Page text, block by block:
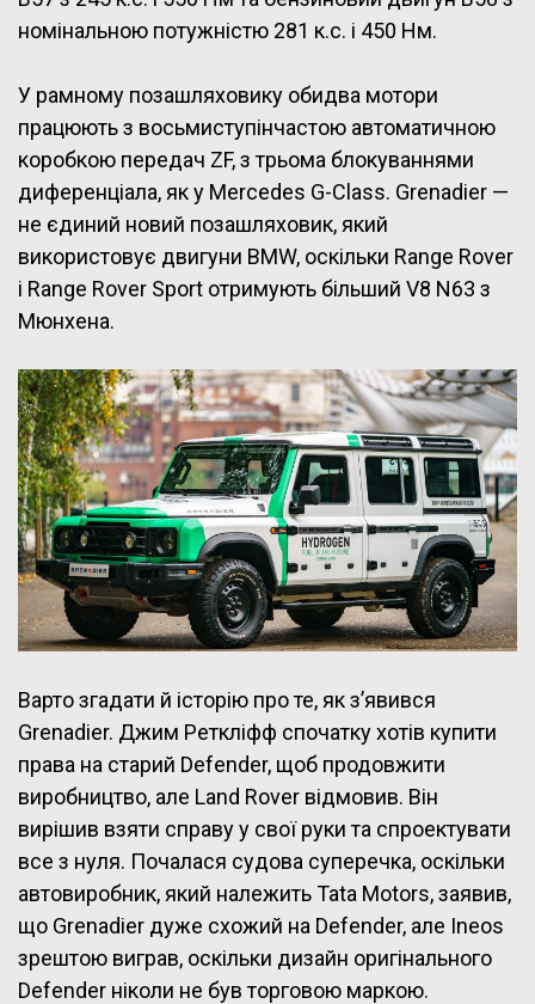
номінальною потужністю 281 к.с. і 450 Нм.
У рамному позашляховику обидва мотори
працюють з восьмиступінчастою автоматичною
коробкою передач ZF, з трьома блокуваннями
диференціала, як у Mercedes G-Class. Grenadier —
не єдиний новий позашляховик, який
використовує двигуни BMW, оскільки Range Rover
і Range Rover Sport отримують більший V8 N63 з
Мюнхена.
Варто згадати й історію про те, як з’явився
Grenadier. Джим Реткліфф спочатку хотів купити
права на старий Defender, щоб продовжити
виробництво, але Land Rover відмовив. Він
вирішив взяти справу у свої руки та спроектувати
все з нуля. Почалася судова суперечка, оскільки
автовиробник, який належить Tata Motors, заявив,
що Grenadier дуже схожий на Defender, але Ineos
зрештою виграв, оскільки дизайн оригінального
Defender ніколи не був торговою маркою.